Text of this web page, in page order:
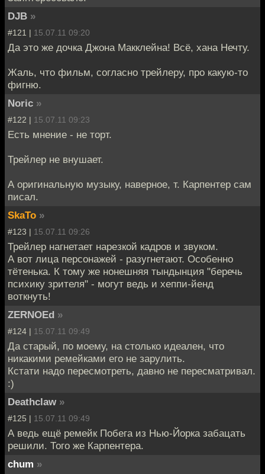
DJB »
#121 | 15.07.11 09:20
Да это же дочка Джона Макклейна! Всё, хана Нечту.
Жаль, что фильм, согласно трейлеру, про какую-то
фигню.
Noric »
#122 | 15.07.11 09:23
Есть мнение - не торт.
Трейлер не внушает.
А оригинальную музыку, наверное, т. Карпентер сам
писал.
SkaTo »
#123 | 15.07.11 09:26
Трейлер нагнетает нарезкой кадров и звуком.
А вот лица персонажей - разугнетают. Особенно
тётенька. К тому же нонешняя тындынция "беречь
психику зрителя" - могут ведь и хеппи-йенд
воткнуть!
ZERNOEd »
#124 | 15.07.11 09:49
Да старый, по моему, на столько идеален, что
никакими ремейками его не зарулить.
Кстати надо пересмотреть, давно не пересматривал.
:)
Deathclaw »
#125 | 15.07.11 09:49
А ведь ещё ремейк Побега из Нью-Йорка забацать
решили. Того же Карпентера.
chum »